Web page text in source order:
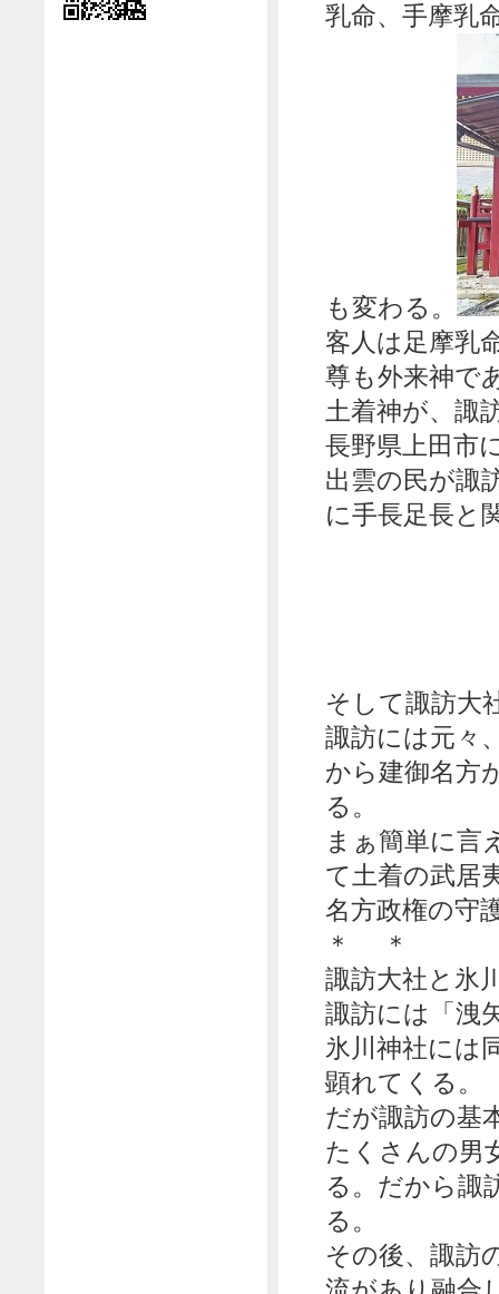
乳命、手摩乳
も変わる。
客人は足摩乳
尊も外来神で
土着神が、諏
長野県上田市
出雲の民が諏
に手長足長と
そして諏訪大
諏訪には元々
から建御名方
る。
まぁ簡単に言
て土着の武居
名方政権の守
＊ ＊
諏訪大社と氷
諏訪には「洩
氷川神社には
顕れてくる。
だが諏訪の基
たくさんの男
る。だから諏
る。
その後、諏訪